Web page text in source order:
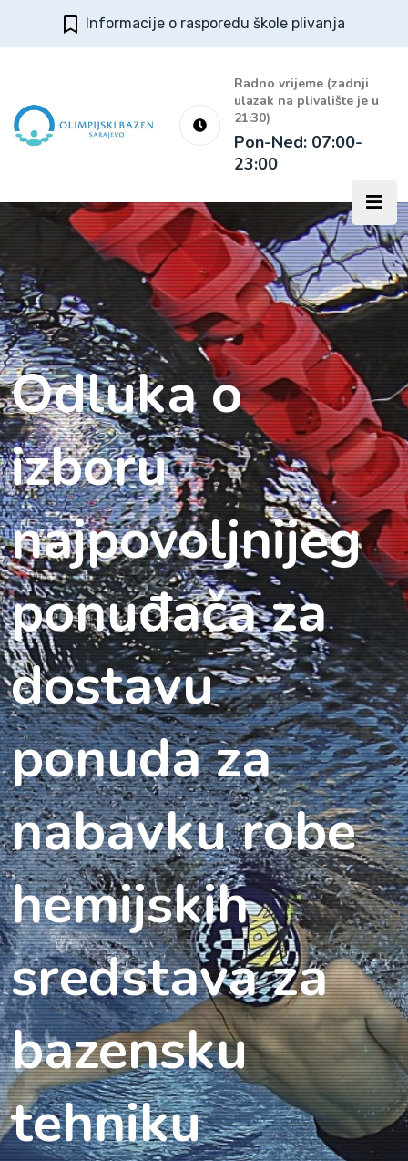
Informacije o rasporedu škole plivanja
Radno vrijeme (zadnji
ulazak na plivalište je u
21:30)
Pon-Ned: 07:00-
23:00
Odluka o
izboru
najpovoljnijeg
ponuđača za
dostavu
ponuda za
nabavku robe
hemijskih
sredstava za
bazensku
tehniku